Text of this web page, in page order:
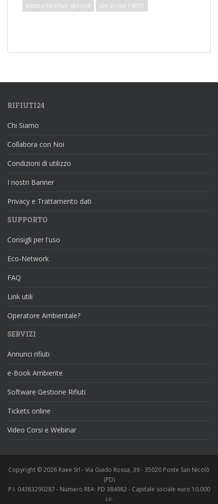
trasporto rifiuti speciali
Uni En Iso 14001
RIFIUTI24
Chi Siamo
Collabora con Noi
Condizioni di utilizzo
I nostri Banner
Privacy e Trattamento dati
SUPPORTO
Consigli per l'uso
Eco-Network
FAQ
Link utili
Operatore Ambientale?
SERVIZI
Annunci rifiuti
e-Book Ambiente
Software Gestione Rifiuti
Tickets online
Video Corsi e Webinar
Copyright © 2026 Raee Srl - Via Guido Rossa, 39 - 35020 Ponte San Nicolò
(PD)
P.I. 04383290287 - Numero REA: PD 384982 - Capitale sociale euro 10.000
i.v.